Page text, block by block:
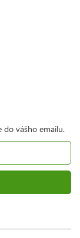
do vášho emailu.